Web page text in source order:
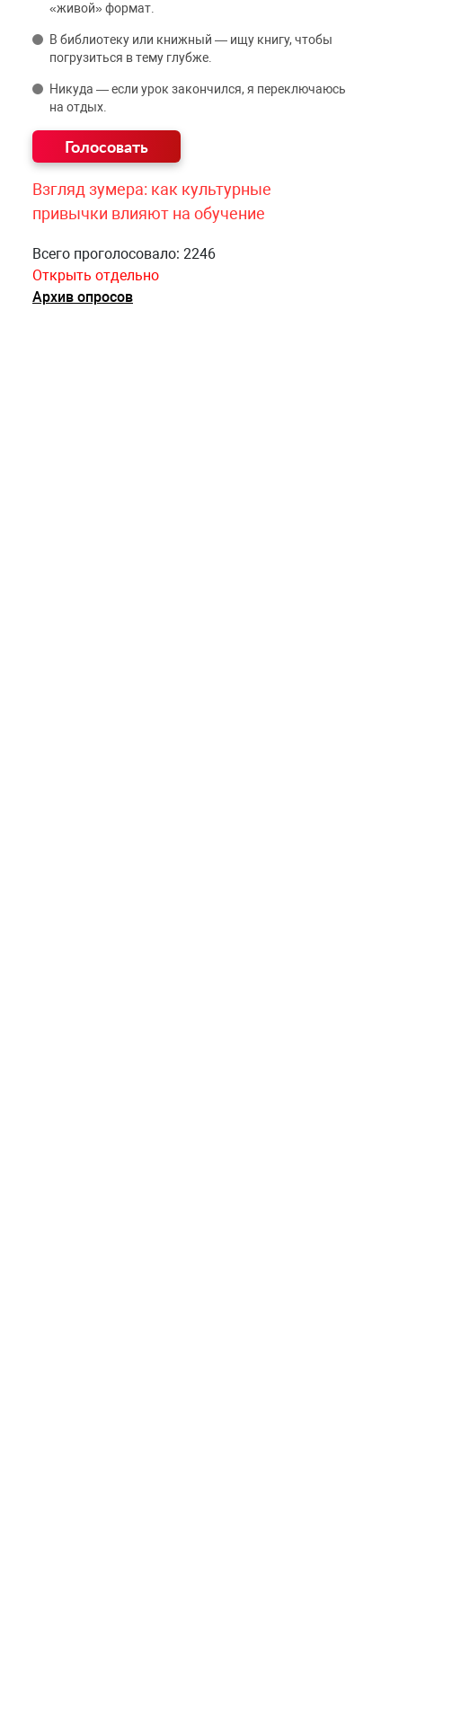
«живой» формат.
В библиотеку или книжный — ищу книгу, чтобы
погрузиться в тему глубже.
Никуда — если урок закончился, я переключаюсь
на отдых.
Взгляд зумера: как культурные
привычки влияют на обучение
Всего проголосовало: 2246
Открыть отдельно
Архив опросов